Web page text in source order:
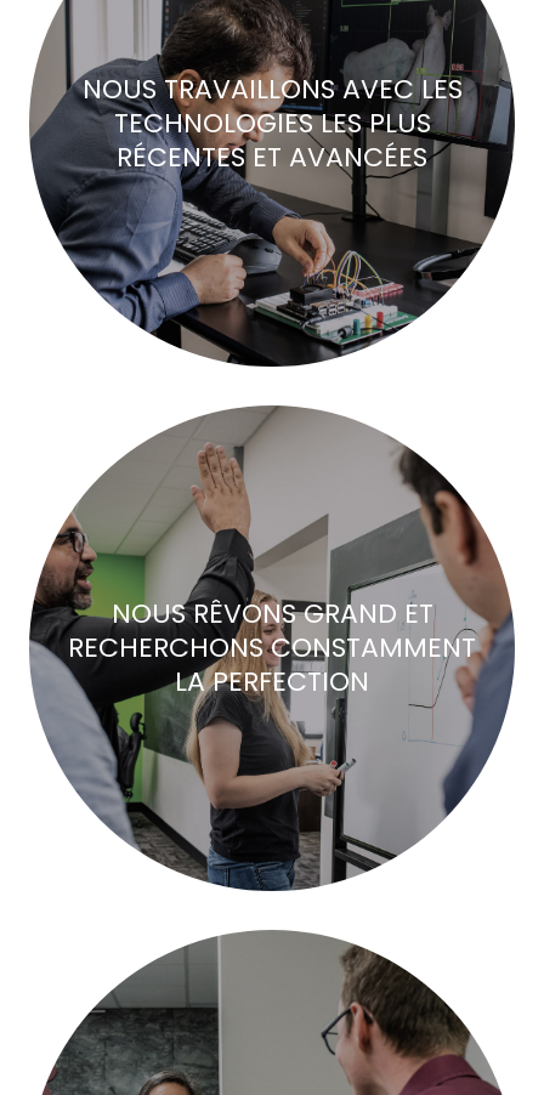
NOUS TRAVAILLONS AVEC LES
TECHNOLOGIES LES PLUS
RÉCENTES ET AVANCÉES
NOUS RÊVONS GRAND ET
RECHERCHONS CONSTAMMENT
LA PERFECTION